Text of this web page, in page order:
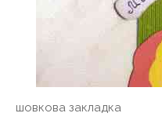
шовкова закладка